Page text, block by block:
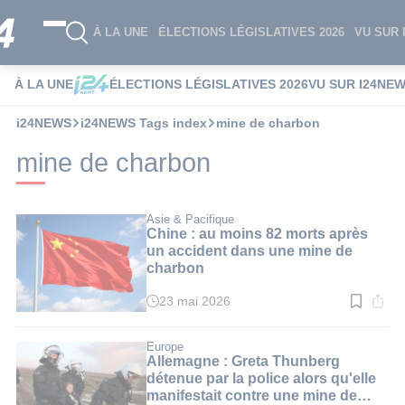
À LA UNE ÉLECTIONS LÉGISLATIVES 2026 VU SUR
À LA UNE ÉLECTIONS LÉGISLATIVES 2026VU SUR
i24NEWS i24NEWS Tags index mine de charbon
mine de charbon
Asie & Pacifique
Chine : au moins 82 morts après
un accident dans une mine de
charbon
Temps
:
2
min.
23 mai 2026
Europe
Allemagne : Greta Thunberg
détenue par la police alors qu'elle
manifestait contre une mine de